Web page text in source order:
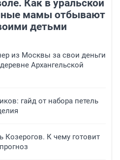
Как в уральской
мамы отбывают
детьми
из Москвы за свои деньги
Архангельской
гайд от набора петель
Козерогов. К чему готовит